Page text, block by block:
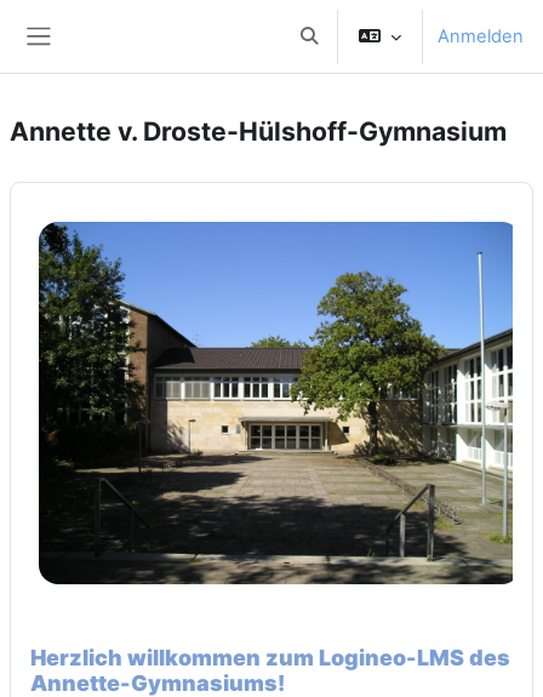
Sucheingabe umschalten
Anmelden
Annette v. Droste-Hülshoff-Gymnasium
Herzlich willkommen zum Logineo-LMS des
Annette-Gymnasiums!